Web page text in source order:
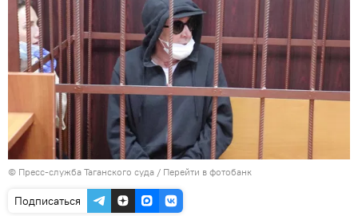
© Пресс-служба Таганского суда / Перейти в фотобанк
Подписаться